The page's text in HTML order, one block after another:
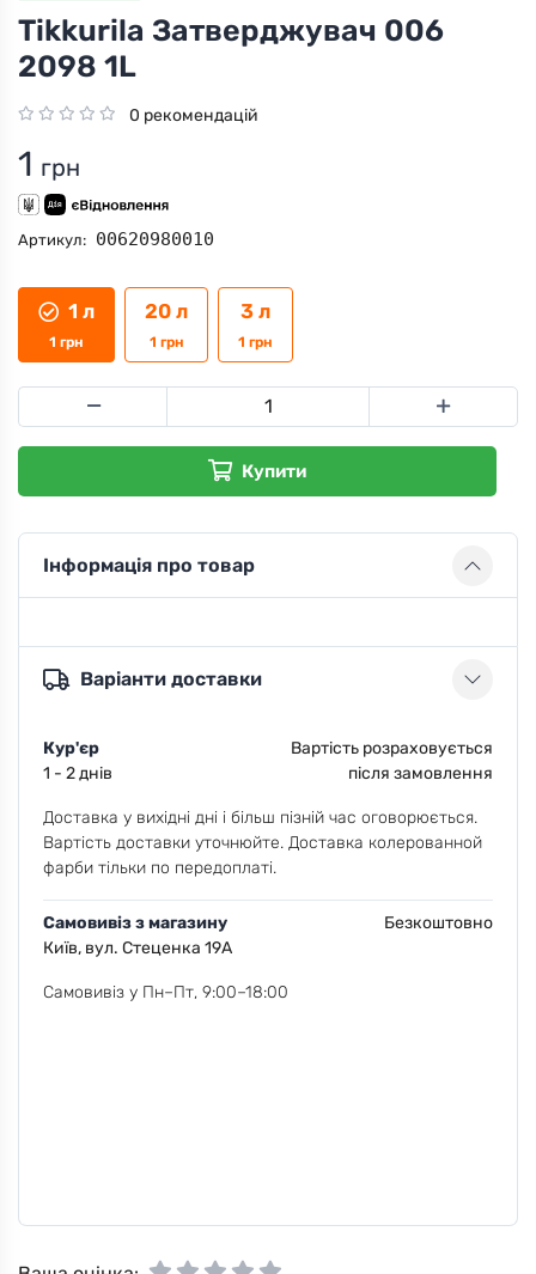
Tikkurila Затверджувач 006
2098 1L
0 рекомендацій
1 грн
Артикул: 00620980010
1 л
1 грн
20 л
1 грн
3 л
1 грн
Купити
Інформація про товар
Варіанти доставки
Кур'єр
1 - 2 днів
Вартість розраховується
після замовлення
Доставка у вихідні дні і більш пізній час оговорюється.
Вартість доставки уточнюйте. Доставка колерованной
фарби тільки по передоплаті.
Самовивіз з магазину
Київ, вул. Стеценка 19А
Безкоштовно
Самовивіз у Пн–Пт, 9:00–18:00